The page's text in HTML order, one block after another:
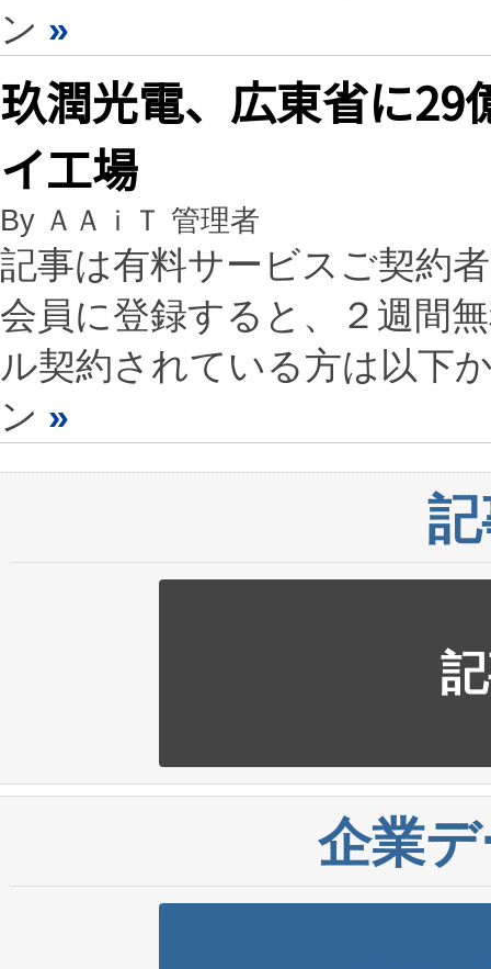
ン »
玖潤光電、広東省に29
イ工場
By ＡＡｉＴ 管理者
記事は有料サービスご契約
会員に登録すると、２週間
ル契約されている方は以下
ン »
企業